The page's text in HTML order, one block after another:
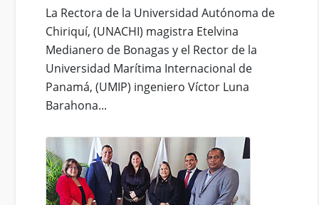
La Rectora de la Universidad Autónoma de
Chiriquí, (UNACHI) magistra Etelvina
Medianero de Bonagas y el Rector de la
Universidad Marítima Internacional de
Panamá, (UMIP) ingeniero Víctor Luna
Barahona...